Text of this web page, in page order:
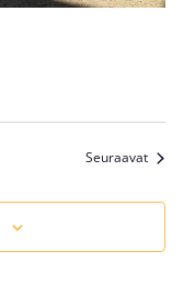
Seuraavat